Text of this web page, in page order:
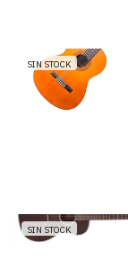
SIN STOCK
SIN STOCK